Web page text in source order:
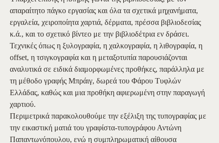
απαραίτητο πάγκο εργασίας και όλα τα σχετικά μηχανήματα,
εργαλεία, χειροποίητα χαρτιά, δέρματα, πρέσσα βιβλιοδεσίας
κ.ά., και το σχετικό βίντεο με την βιβλιοδέτρια εν δράσει.
Τεχνικές όπως η ξυλογραφία, η χαλκογραφία, η λιθογραφία, η
offset, η τσιγκογραφία και η μεταξοτυπία παρουσιάζονται
αναλυτικά σε ειδικά διαμορφωμένες προθήκες, παράλληλα με
τη μέθοδο γραφής Μπράιγ, δωρεά του Φάρου Τυφλών
Ελλάδας, καθώς και μια προθήκη αφιερωμένη στην παραγωγή
χαρτιού.
Περιμετρικά παρακολουθούμε την εξέλιξη της τυπογραφίας με
την εικαστική ματιά του γραφίστα-τυπογράφου Αντώνη
Παπαντωνόπουλου, ενώ η συμπληρωματική αίθουσα